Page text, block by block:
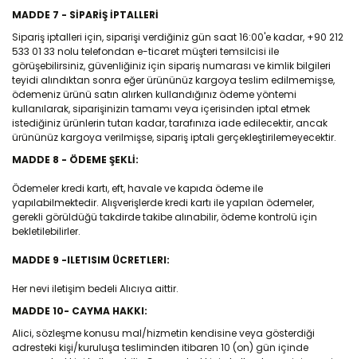
MADDE 7 - SİPARİŞ İPTALLERİ
Sipariş iptalleri için, siparişi verdiğiniz gün saat 16:00'e kadar, +90 212
533 01 33 nolu telefondan e-ticaret müşteri temsilcisi ile
görüşebilirsiniz, güvenliğiniz için sipariş numarası ve kimlik bilgileri
teyidi alındıktan sonra eğer ürününüz kargoya teslim edilmemişse,
ödemeniz ürünü satın alırken kullandığınız ödeme yöntemi
kullanılarak, siparişinizin tamamı veya içerisinden iptal etmek
istediğiniz ürünlerin tutarı kadar, tarafınıza iade edilecektir, ancak
ürününüz kargoya verilmişse, sipariş iptali gerçekleştirilemeyecektir.
MADDE 8 - ÖDEME ŞEKLİ:
Ödemeler kredi kartı, eft, havale ve kapıda ödeme ile
yapılabilmektedir. Alışverişlerde kredi kartı ile yapılan ödemeler,
gerekli görüldüğü takdirde takibe alınabilir, ödeme kontrolü için
bekletilebilirler.
MADDE 9 -ILETISIM ÜCRETLERI:
Her nevi iletişim bedeli Alıcıya aittir.
MADDE 10- CAYMA HAKKI:
Alici, sözleşme konusu mal/hizmetin kendisine veya gösterdiği
adresteki kişi/kuruluşa tesliminden itibaren 10 (on) gün içinde